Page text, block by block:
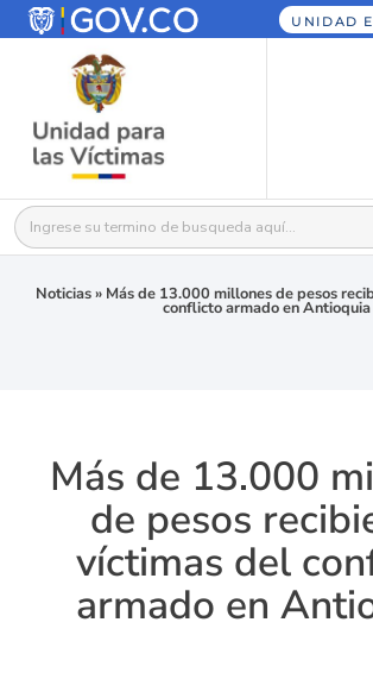
UNIDAD
Buscar:
Noticias» Más de 13.000 millones de pesos
conflicto armado en Antioquia
Más de 13.000
de pesos
víctimas del
armado en